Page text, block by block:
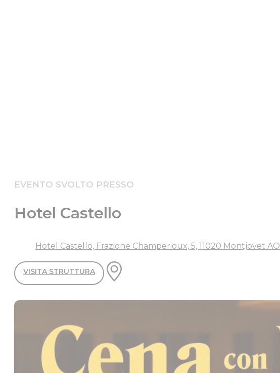
EVENTO SVOLTO PRESSO
Hotel Castello
Hotel Castello, Frazione Champerioux, 5, 11020 Montjovet AO
VISITA STRUTTURA